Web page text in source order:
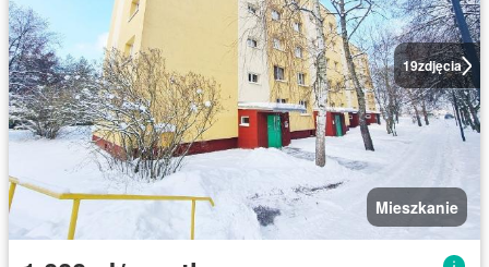
19zdjęcia
Mieszkanie